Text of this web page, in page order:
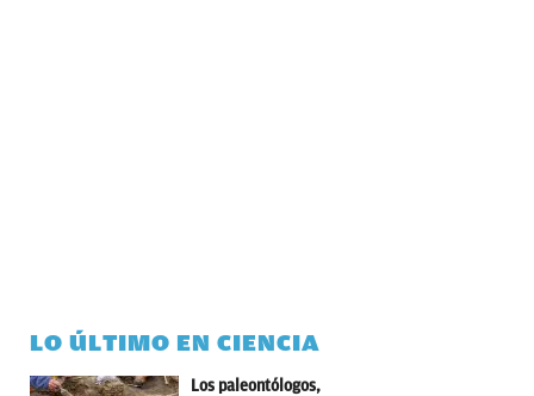
LO ÚLTIMO EN CIENCIA
Los paleontólogos,